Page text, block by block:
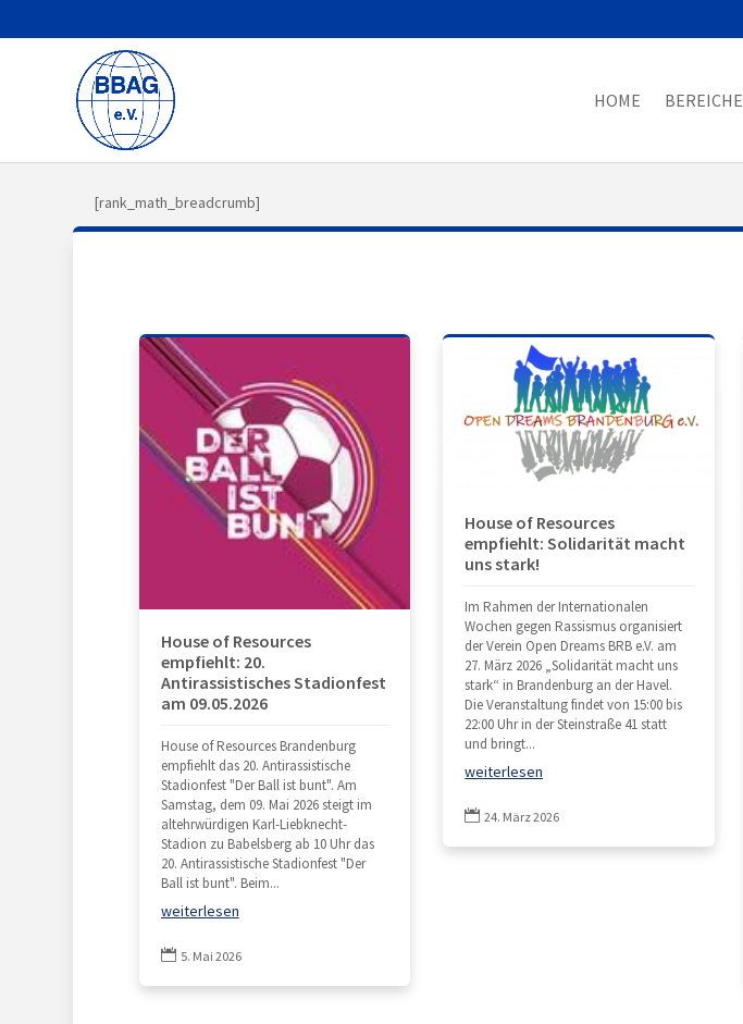
HOME BEREICHE
[rank_math_breadcrumb]
House of Resources
empfiehlt: 20.
Antirassistisches Stadionfest
am 09.05.2026
House of Resources Brandenburg
empfiehlt das 20. Antirassistische
Stadionfest "Der Ball ist bunt". Am
Samstag, dem 09. Mai 2026 steigt im
altehrwürdigen Karl-Liebknecht-
Stadion zu Babelsberg ab 10 Uhr das
20. Antirassistische Stadionfest "Der
Ball ist bunt". Beim...
weiterlesen
 5. Mai 2026
House of Resources
empfiehlt: Solidarität macht
uns stark!
Im Rahmen der Internationalen
Wochen gegen Rassismus organisiert
der Verein Open Dreams BRB e.V. am
27. März 2026 „Solidarität macht uns
stark“ in Brandenburg an der Havel.
Die Veranstaltung findet von 15:00 bis
22:00 Uhr in der Steinstraße 41 statt
und bringt...
weiterlesen
 24. März 2026